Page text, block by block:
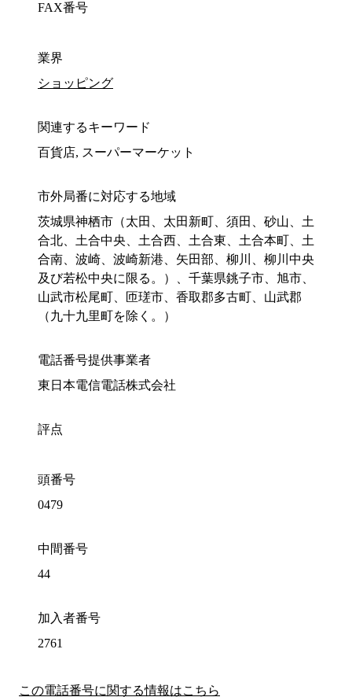
FAX番号
業界
ショッピング
関連するキーワード
百貨店, スーパーマーケット
市外局番に対応する地域
茨城県神栖市（太田、太田新町、須田、砂山、土
合北、土合中央、土合西、土合東、土合本町、土
合南、波崎、波崎新港、矢田部、柳川、柳川中央
及び若松中央に限る。）、千葉県銚子市、旭市、
山武市松尾町、匝瑳市、香取郡多古町、山武郡
（九十九里町を除く。）
電話番号提供事業者
東日本電信電話株式会社
評点
頭番号
0479
中間番号
44
加入者番号
2761
この電話番号に関する情報はこちら